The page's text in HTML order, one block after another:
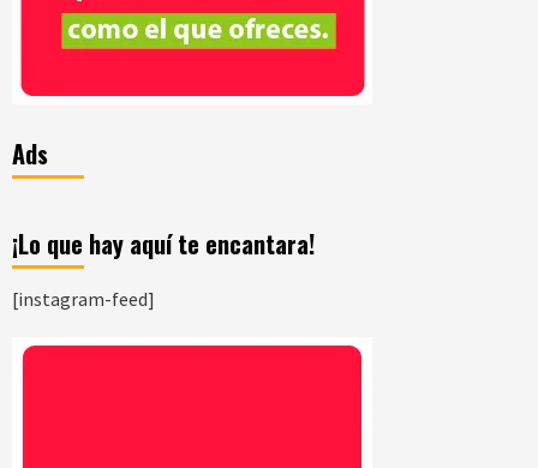
Ads
¡Lo que hay aquí te encantara!
[instagram-feed]